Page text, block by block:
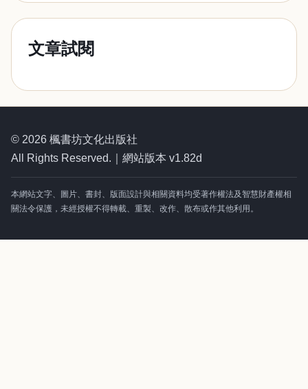
文章試閱
© 2026 楓書坊文化出版社
All Rights Reserved.｜網站版本 v1.82d
本網站文字、圖片、書封、版面設計與相關資料均受著作權法及智慧財產權相
關法令保護，未經授權不得轉載、重製、改作、散布或作其他利用。